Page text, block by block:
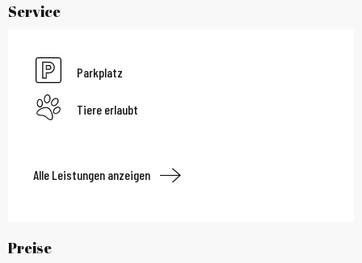
Service
Parkplatz
Tiere erlaubt
Alle Leistungen anzeigen
Preise